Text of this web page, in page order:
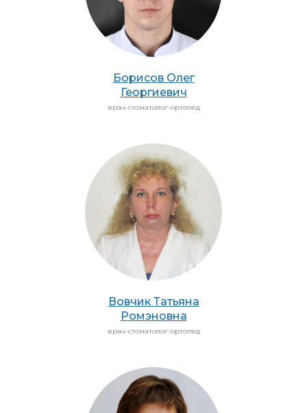
Борисов Олег
Георгиевич
врач-стоматолог-ортопед
Вовчик Татьяна
Ромэновна
врач-стоматолог-ортопед